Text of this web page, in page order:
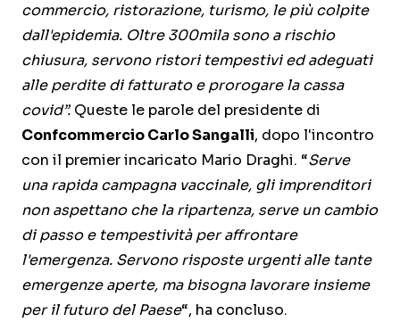
commercio, ristorazione, turismo, le più colpite
dall'epidemia. Oltre 300mila sono a rischio
chiusura, servono ristori tempestivi ed adeguati
alle perdite di fatturato e prorogare la cassa
covid”. Queste le parole del presidente di
Confcommercio Carlo Sangalli, dopo l'incontro
con il premier incaricato Mario Draghi. “Serve
una rapida campagna vaccinale, gli imprenditori
non aspettano che la ripartenza, serve un cambio
di passo e tempestività per affrontare
l'emergenza. Servono risposte urgenti alle tante
emergenze aperte, ma bisogna lavorare insieme
per il futuro del Paese“, ha concluso.